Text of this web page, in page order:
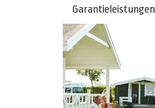
Garantieleistungen